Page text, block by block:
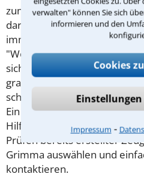
verwalten" können Sie sich
informieren und den
Cookies
Impressum ⁃
zum Arbeitszeugnis viele
darüber zwischen
immer wieder große
"Wohlwollen" genau? Oder
sich der Zeugnissprache
grammatikalisch falsch "zur
schreiben oder in seinen
Ein Anwalt fürArbeitsrecht
Hilfe leisten, sowohl beim
Prüfen bereits erstellter
Grimma auswählen und
kontaktieren.